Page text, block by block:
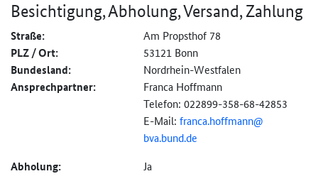
Besichtigung, Abholung, Versand, Zahlung
Straße: Am Propsthof 78
PLZ / Ort: 53121 Bonn
Bundesland: Nordrhein-Westfalen
Ansprechpartner:
Franca Hoffmann
Telefon: 022899-358-68-42853
E-Mail: franca.hoffmann@
bva.bund.de
Abholung: Ja